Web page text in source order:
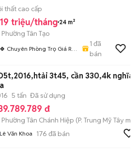
thất cao cấp
triệu/tháng 24 m²
Phường Tân Tạo
🍀 Chuyên Phòng Trọ Giá Rẻ
1 đã
bán
3t45, cần 330,4k nghĩa
5 tấn Đã sử dụng
đ
Phường Tân Chánh Hiệp (P. Trung Mỹ Tây mới)
Lê Văn Khoa 176 đã bán